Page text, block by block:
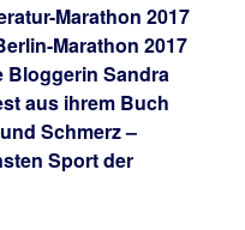
Marathon 2017
Marathon 2017
Bloggerin Sandra
aus ihrem Buch
Schmerz –
Sport der